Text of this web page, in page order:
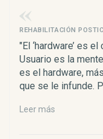
REHABILITACIÓN
"El ‘hardware’ es
Usuario es la
es el hardware,
que se le infunde.
software, y más
Leer más